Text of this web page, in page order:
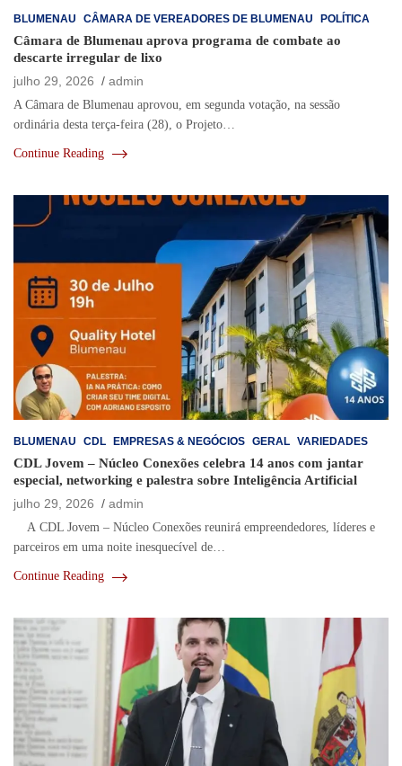
BLUMENAU CÂMARA DE VEREADORES DE BLUMENAU POLÍTICA
Câmara de Blumenau aprova programa de combate ao
descarte irregular de lixo
julho 29, 2026
admin
A Câmara de Blumenau aprovou, em segunda votação, na sessão
ordinária desta terça-feira (28), o Projeto…
Continue Reading
BLUMENAU CDL EMPRESAS & NEGÓCIOS GERAL VARIEDADES
CDL Jovem – Núcleo Conexões celebra 14 anos com jantar
especial, networking e palestra sobre Inteligência Artificial
julho 29, 2026
admin
A CDL Jovem – Núcleo Conexões reunirá empreendedores, líderes e
parceiros em uma noite inesquecível de…
Continue Reading